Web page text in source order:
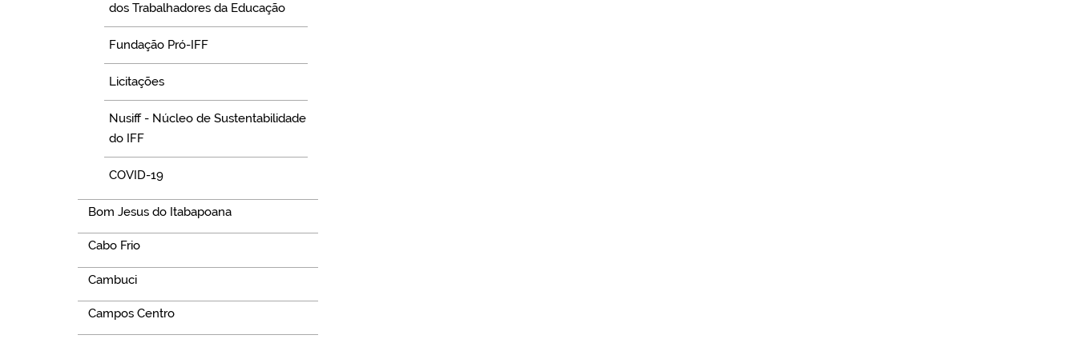
dos Trabalhadores da Educação
Fundação Pró-IFF
Licitações
Nusiff - Núcleo de Sustentabilidade
do IFF
COVID-19
Bom Jesus do Itabapoana
Cabo Frio
Cambuci
Campos Centro